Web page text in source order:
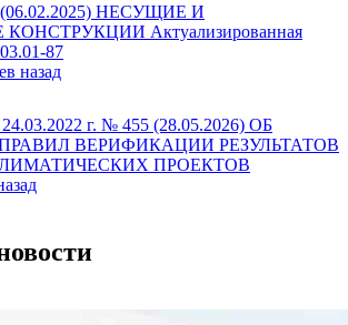
(06.02.2025) НЕСУЩИЕ И
Актуализированная
87
назад
г. № 455 (28.05.2026) ОБ
ВЕРИФИКАЦИИ РЕЗУЛЬТАТОВ
ПРОЕКТОВ